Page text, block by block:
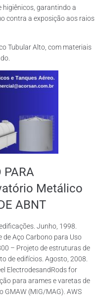
higiênicos, garantindo a
contra a exposição aos raios
Tubular Alto, com materiais
PARA
Metálico
ABNT
Junho, 1998.
de Aço Carbono para Uso
– Projeto de estruturas de
de edifícios. Agosto, 2008.
ElectrodesandRods for
para arames e varetas de
GMAW (MIG/MAG). AWS